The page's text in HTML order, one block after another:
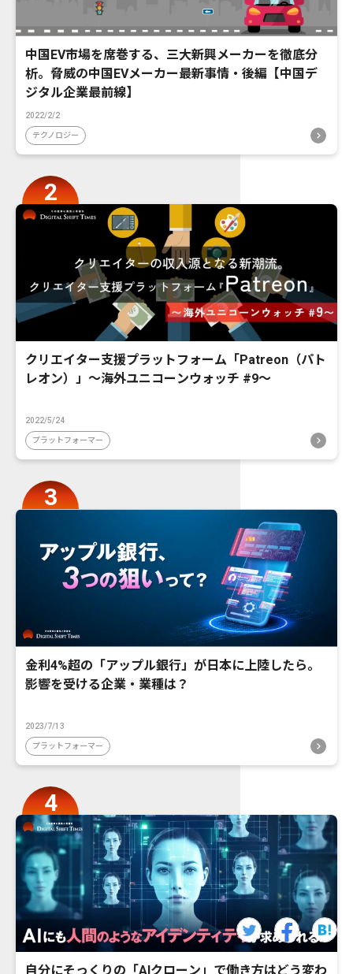
中国EV市場を席巻する、三大新興メーカーを徹底分
析。脅威の中国EVメーカー最新事情・後編【中国デ
ジタル企業最前線】
2022/2/2
テクノロジー
クリエイター支援プラットフォーム「Patreon（パト
レオン）」〜海外ユニコーンウォッチ #9〜
2022/5/24
プラットフォーマー
金利4%超の「アップル銀行」が日本に上陸したら。
影響を受ける企業・業種は？
2023/7/13
プラットフォーマー
自分にそっくりの「AIクローン」で働き方はどう変わ